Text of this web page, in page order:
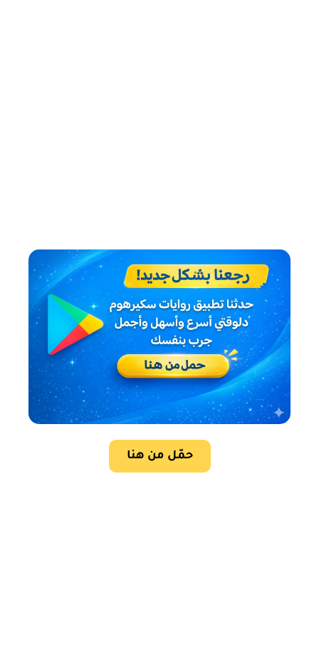
حمّل من هنا